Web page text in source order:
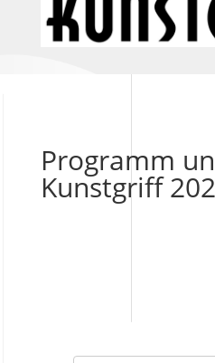
Programm
Kunstgriff